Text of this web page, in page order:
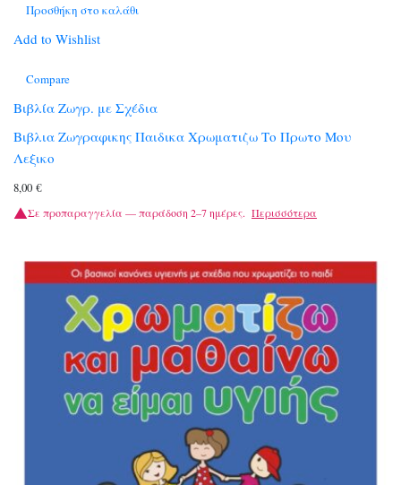
Προσθήκη στο καλάθι
Add to Wishlist
Compare
Βιβλία Ζωγρ. με Σχέδια
Βιβλια Ζωγραφικης Παιδικα Χρωματιζω Το Πρωτο Μου
Λεξικο
8,00 €
Σε προπαραγγελία — παράδοση 2–7 ημέρες. Περισσότερα